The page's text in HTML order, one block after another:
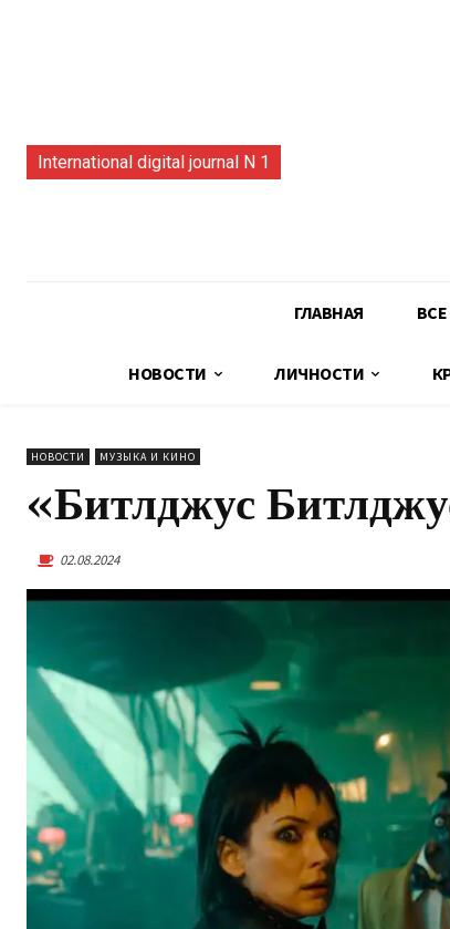
International digital journal N 1
ГЛАВНАЯ
НОВОСТИ ЛИЧНОСТИ
НОВОСТИ МУЗЫКА И КИНО
«Битлджус
02.08.2024